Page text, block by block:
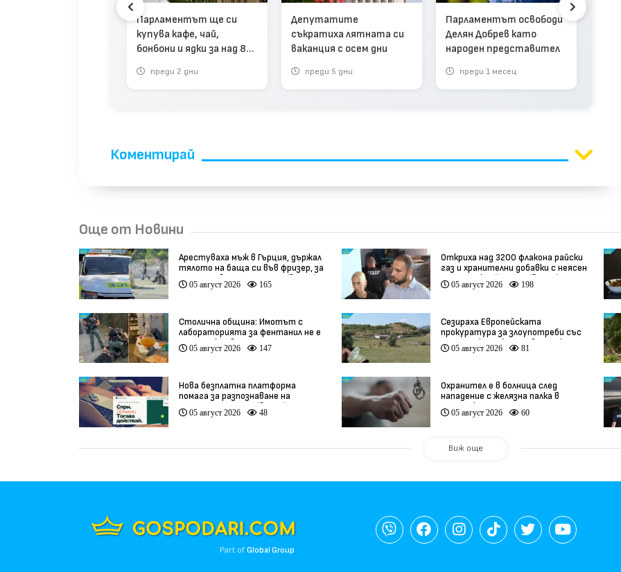
Парламентът ще си
купува кафе, чай,
бонбони и ядки за над 86
преди 2 дни
Депутатите
съкратиха лятната си
ваканция с осем дни
преди 5 дни
Парламентът освободи
Делян Добрев като
народен представител
преди 1 месец
Коментирай
Още от Новини
Арестуваха мъж в Гърция, държал
тялото на баща си във фризер, за
да получава пенсията му (видео)
05 август 2026 165
Откриха над 3200 флакона райски
газ и хранителни добавки с неясен
произход край София (видео)
05 август 2026 198
Столична община: Имотът с
лабораторията за фентанил не е
наша собственост
05 август 2026 147
Сезираха Европейската
прокуратура за злоупотреби със
земеделски субсидии в Кърджали
(видео)
05 август 2026 81
Нова безплатна платформа
помага за разпознаване на
интернет измами (видео)
05 август 2026 48
Охранител е в болница след
нападение с желязна палка в
Казанлък
05 август 2026 60
Виж още
Part ofGlobal Group